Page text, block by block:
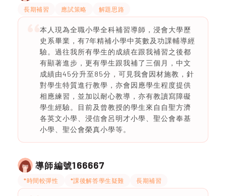
長期補習 應試策略 解題思路
本人現為全職小學全科補習導師，浸會大學歷
史系畢業，有7年精補小學中英數及功課輔導經
驗。過往我所有學生的成績在跟我補習之後都
有顯著進步，更有學生跟我補了三個月，中文
成績由45分升至85分，可見我會因材施教，針
對學生特質進行教學，亦會因應學生程度提供
相應練習，並加以耐心教導，亦有教讀寫障礙
學生經驗。目前及曾教授的學生來自自聖方濟
各英文小學、浸信會呂明才小學、聖公會奉基
小學、聖公會榮真小學等。
導師編號166667
*時間較彈性 *課後解答學生疑難 長期補習